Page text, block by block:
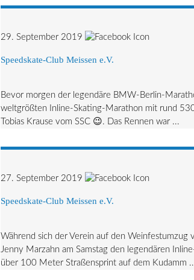
29. September 2019
Speedskate-Club Meissen e.V.
Bevor morgen der legendäre BMW-Berlin-
weltgrößten Inline-Skating-Marathon mit rund
Tobias Krause vom SSC 😉. Das Rennen war ...
27. September 2019
Speedskate-Club Meissen e.V.
Während sich der Verein auf den
Jenny Marzahn am Samstag den legendären
über 100 Meter Straßensprint auf dem Kudamm